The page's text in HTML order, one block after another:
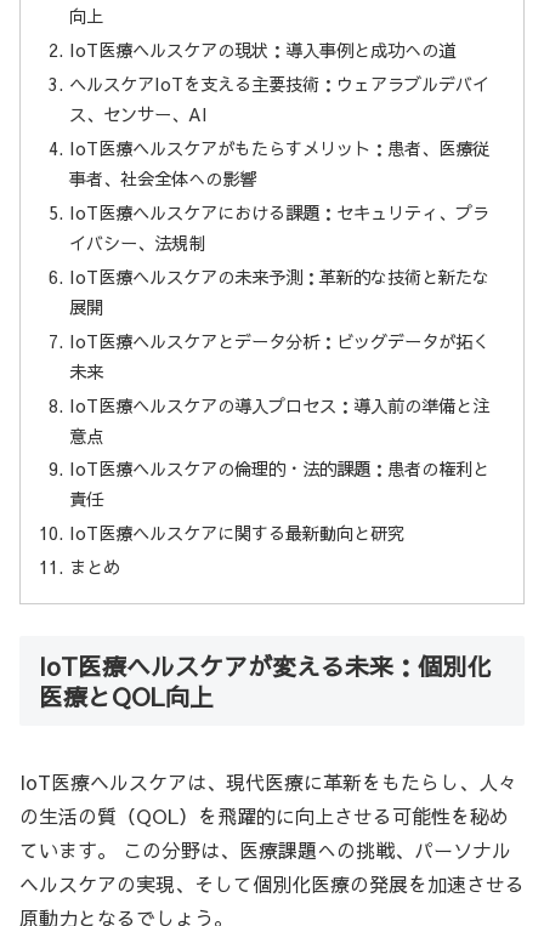
向上
IoT医療ヘルスケアの現状：導入事例と成功への道
ヘルスケアIoTを支える主要技術：ウェアラブルデバイ
ス、センサー、AI
IoT医療ヘルスケアがもたらすメリット：患者、医療従
事者、社会全体への影響
IoT医療ヘルスケアにおける課題：セキュリティ、プラ
イバシー、法規制
IoT医療ヘルスケアの未来予測：革新的な技術と新たな
展開
IoT医療ヘルスケアとデータ分析：ビッグデータが拓く
未来
IoT医療ヘルスケアの導入プロセス：導入前の準備と注
意点
IoT医療ヘルスケアの倫理的・法的課題：患者の権利と
責任
IoT医療ヘルスケアに関する最新動向と研究
まとめ
IoT医療ヘルスケアが変える未来：個別化
医療とQOL向上
IoT医療ヘルスケアは、現代医療に革新をもたらし、人々
の生活の質（QOL）を飛躍的に向上させる可能性を秘め
ています。 この分野は、医療課題への挑戦、パーソナル
ヘルスケアの実現、そして個別化医療の発展を加速させる
原動力となるでしょう。